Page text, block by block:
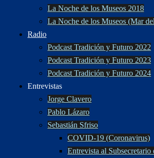
La Noche de los Museos 2018
La Noche de los Museos (Mar
Radio
Podcast Tradición y Futuro 2022
Podcast Tradición y Futuro 2023
Podcast Tradición y Futuro 2024
Entrevistas
Jorge Clavero
Pablo Lázaro
Sebastián Sfriso
COVID-19 (Coronavirus)
Entrevista al Subsecretario